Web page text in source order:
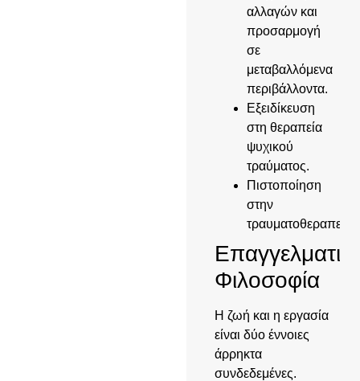
αλλαγών και
προσαρμογή
σε
μεταβαλλόμενα
περιβάλλοντα.
Εξειδίκευση
στη θεραπεία
ψυχικού
τραύματος.
Πιστοποίηση
στην
τραυματοθεραπεία.
Φιλοσοφία
Η ζωή και η εργασία
είναι δύο έννοιες
άρρηκτα
συνδεδεμένες.